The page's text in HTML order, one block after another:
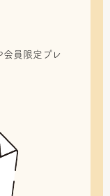
員限定プレ